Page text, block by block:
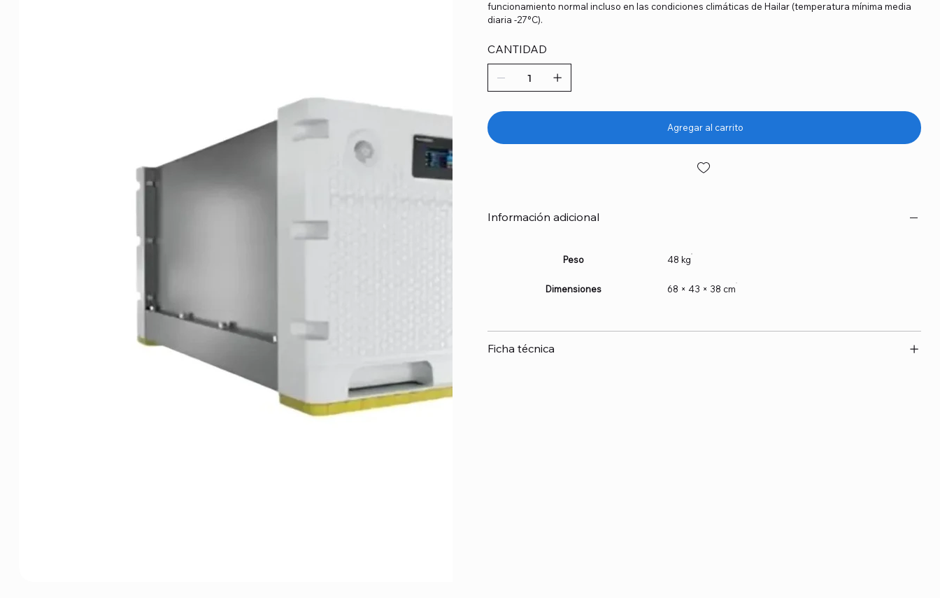
funcionamiento normal incluso en las condiciones climáticas de Hailar (temperatura mínima media
diaria -27°C).
CANTIDAD
Agregar al carrito
Información adicional
Peso 48 kg
Dimensiones 68 × 43 × 38 cm
Ficha técnica